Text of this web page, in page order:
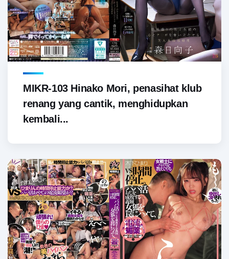
MIKR-103 Hinako Mori, penasihat klub
renang yang cantik, menghidupkan
kembali...